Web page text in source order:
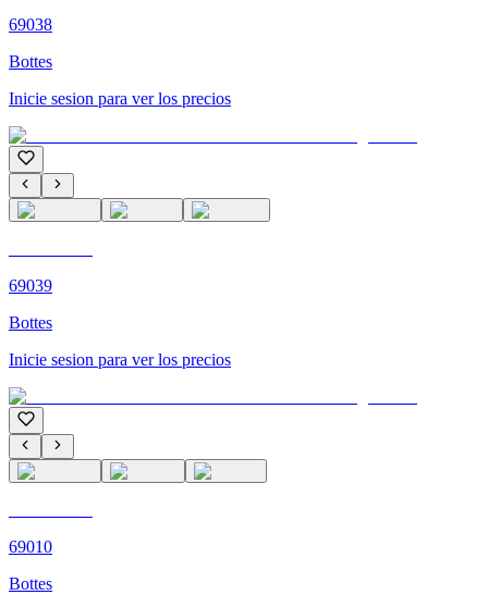
69038
Bottes
Inicie sesion para ver los precios
69039
Bottes
Inicie sesion para ver los precios
69010
Bottes